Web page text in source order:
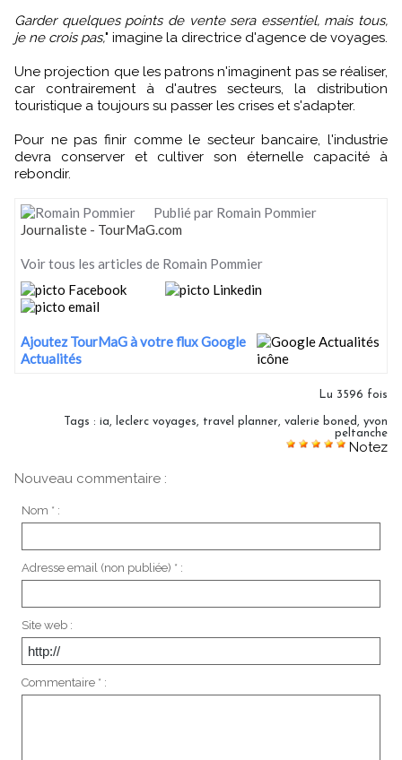
Garder quelques points de vente sera essentiel, mais tous,
je ne crois pas," imagine la directrice d'agence de voyages.
Une projection que les patrons n'imaginent pas se réaliser,
car contrairement à d'autres secteurs, la distribution
touristique a toujours su passer les crises et s'adapter.
Pour ne pas finir comme le secteur bancaire, l'industrie
devra conserver et cultiver son éternelle capacité à
rebondir.
Publié par Romain Pommier
Journaliste - TourMaG.com
Voir tous les articles de Romain Pommier
Ajoutez TourMaG à votre flux Google
Actualités
Lu 3596 fois
Tags : ia, leclerc voyages, travel planner, valerie boned, yvon
peltanche
Notez
Nouveau commentaire :
Nom * :
Adresse email (non publiée) * :
Site web :
Commentaire * :